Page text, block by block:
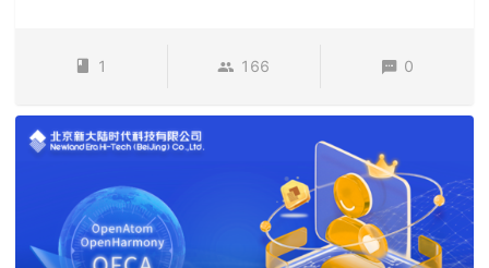
1 166 0